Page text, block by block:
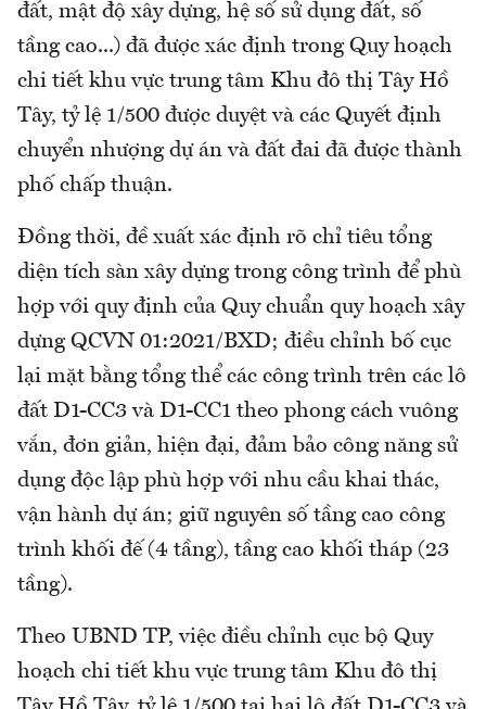
đất, mật độ xây dựng, hệ số sử dụng đất, số
tầng cao...) đã được xác định trong Quy hoạch
chi tiết khu vực trung tâm Khu đô thị Tây Hồ
Tây, tỷ lệ 1/500 được duyệt và các Quyết định
chuyển nhượng dự án và đất đai đã được thành
phố chấp thuận.
Đồng thời, đề xuất xác định rõ chỉ tiêu tổng
diện tích sàn xây dựng trong công trình để phù
hợp với quy định của Quy chuẩn quy hoạch xây
dựng QCVN 01:2021/BXD; điều chỉnh bố cục
lại mặt bằng tổng thể các công trình trên các lô
đất D1-CC3 và D1-CC1 theo phong cách vuông
vắn, đơn giản, hiện đại, đảm bảo công năng sử
dụng độc lập phù hợp với nhu cầu khai thác,
vận hành dự án; giữ nguyên số tầng cao công
trình khối đế (4 tầng), tầng cao khối tháp (23
tầng).
Theo UBND TP, việc điều chỉnh cục bộ Quy
hoạch chi tiết khu vực trung tâm Khu đô thị